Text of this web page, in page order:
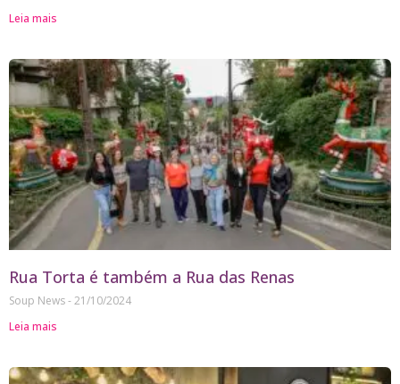
Leia mais
Rua Torta é também a Rua das Renas
Soup News 21/10/2024
Leia mais